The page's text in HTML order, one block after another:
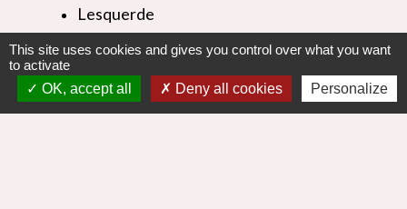
Lesquerde
Maury
Pézilla-de-Conflent
Planèzes
Prats-de-Sournia
This site uses cookies and gives you control over what you want
to activate
OK, accept all
Deny all cookies Personalize